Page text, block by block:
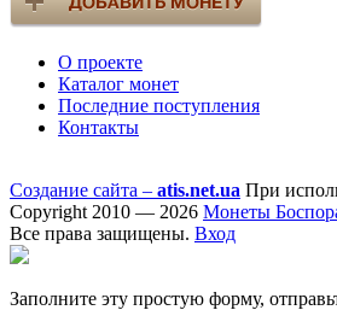
О проекте
Каталог монет
Последние поступления
Контакты
Создание сайта – atis.net.ua При
Copyright 2010 — 2026 Монеты
Все права защищены. Вход
Заполните эту простую форму,